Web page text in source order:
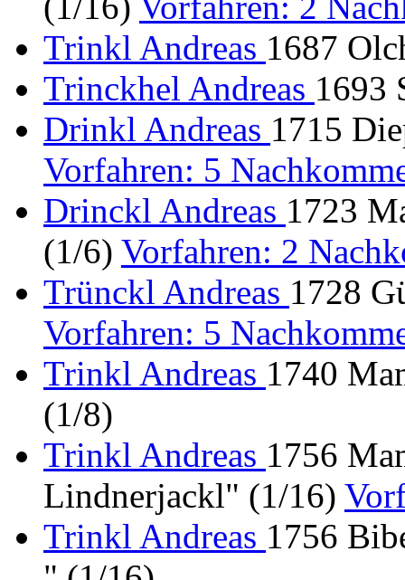
Trinkl Andreas 1687
Trinckhel Andreas 1693
Drinkl Andreas 1715
Vorfahren: 5
Drinckl Andreas 1723
(1/6) Vorfahren: 2
Trünckl Andreas 1728
Vorfahren: 5
Trinkl Andreas 1740
(1/8)
Trinkl Andreas 1756
Lindnerjackl" (1/16)
Trinkl Andreas 1756